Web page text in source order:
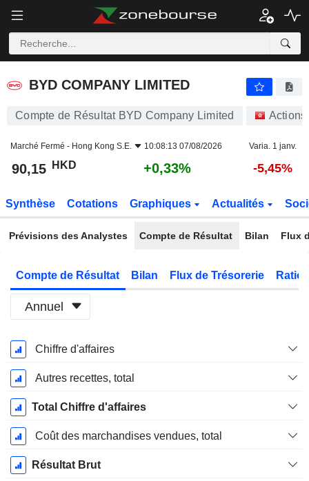
BYD COMPANY LIMITED
BYD COMPANY LIMITED
Compte de Résultat BYD Company Limited Actions
Marché Fermé - Hong Kong S.E. 10:08:13 07/08/2026 Varia. 1 janv.
90,15 HKD +0,33% -5,45%
Synthèse Cotations Graphiques Actualités
Prévisions des Analystes Compte de Résultat Bilan Flux
Compte de Résultat Bilan Flux de Trésorerie
Annuel
Période
Fiscale:
Décembre
Chiffre d'affaires
Autres recettes, total
Total Chiffre d'affaires
Coût des marchandises vendues, total
Résultat Brut